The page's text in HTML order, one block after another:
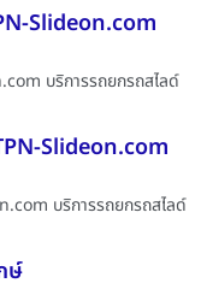
Slideon.com
บริการรถยกรถสไลด์
Slideon.com
บริการรถยกรถสไลด์
ษ์